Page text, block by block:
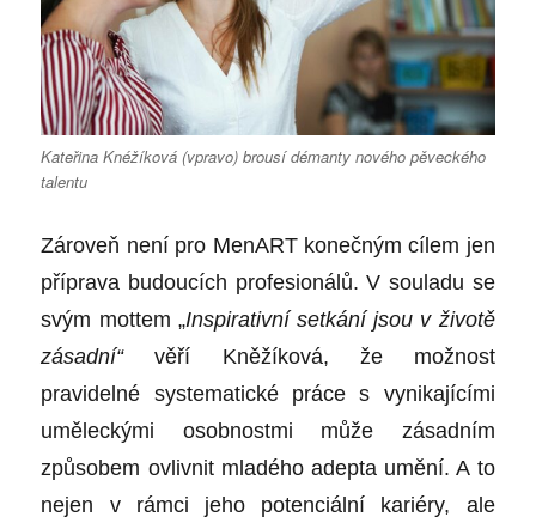
Kateřina Knéžíková (vpravo) brousí démanty nového pěveckého
talentu
Zároveň není pro MenART konečným cílem jen
příprava budoucích profesionálů. V souladu se
svým mottem „Inspirativní setkání jsou v životě
zásadní“věří Kněžíková, že možnost
pravidelné systematické práce s vynikajícími
uměleckými osobnostmi může zásadním
způsobem ovlivnit mladého adepta umění. A to
nejen v rámci jeho potenciální kariéry, ale